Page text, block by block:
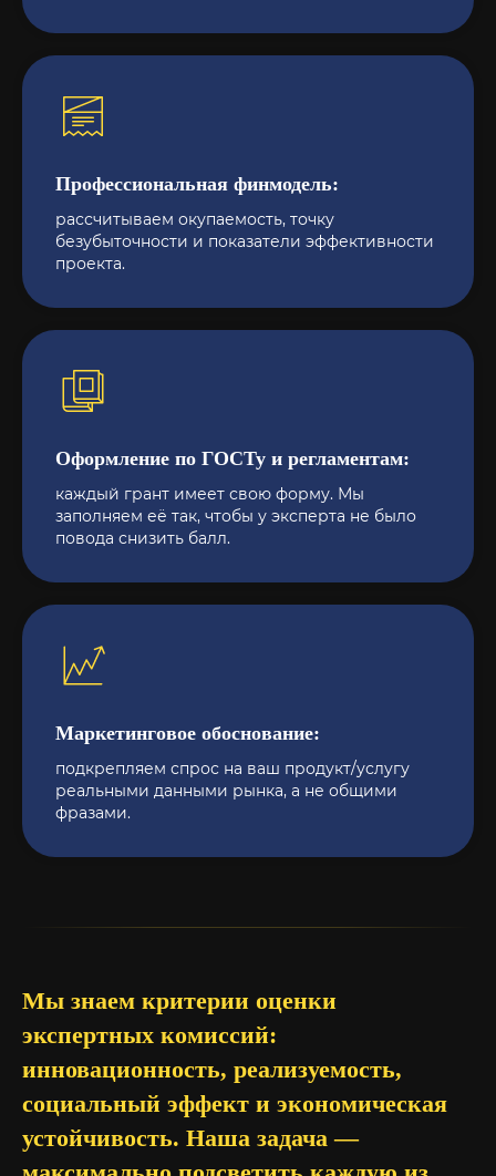
Профессиональная финмодель:
рассчитываем окупаемость, точку
безубыточности и показатели эффективности
проекта.
Оформление по ГОСТу и регламентам:
каждый грант имеет свою форму. Мы
заполняем её так, чтобы у эксперта не было
повода снизить балл.
Маркетинговое обоснование:
подкрепляем спрос на ваш продукт/услугу
реальными данными рынка, а не общими
фразами.
Мы знаем критерии оценки
экспертных комиссий:
инновационность, реализуемость,
социальный эффект и экономическая
устойчивость. Наша задача —